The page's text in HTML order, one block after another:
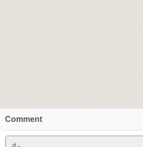
Comment